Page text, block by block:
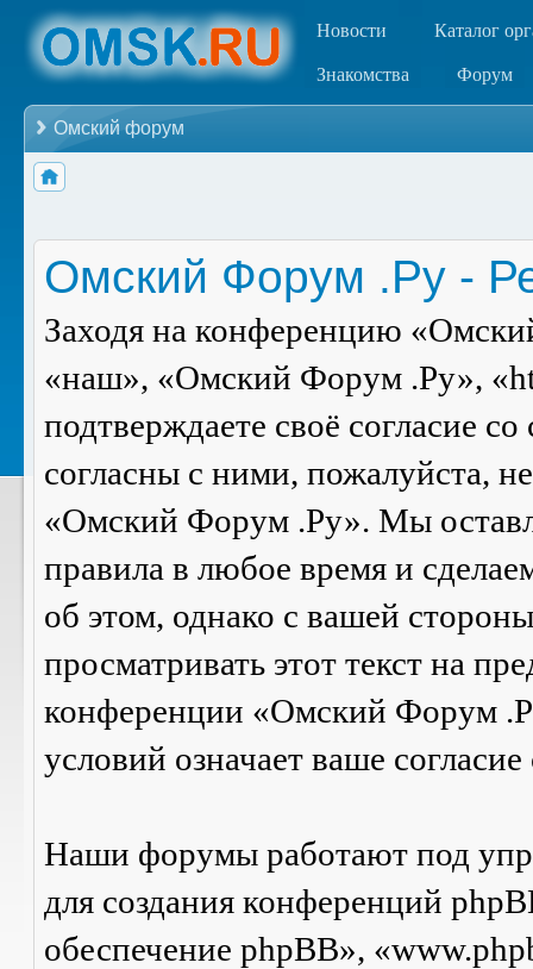
Новости Каталог
Знакомства Форум
Омский форум
Омский Форум .Ру -
Заходя на конференцию
«наш», «Омский Форум .Ру»,
подтверждаете своё согласие
согласны с ними, пожалуйста,
«Омский Форум .Ру». Мы
правила в любое время и
об этом, однако с вашей
просматривать этот текст на
конференции «Омский Форум
условий означает ваше
Наши форумы работают под
для создания конференций
обеспечение phpBB»,